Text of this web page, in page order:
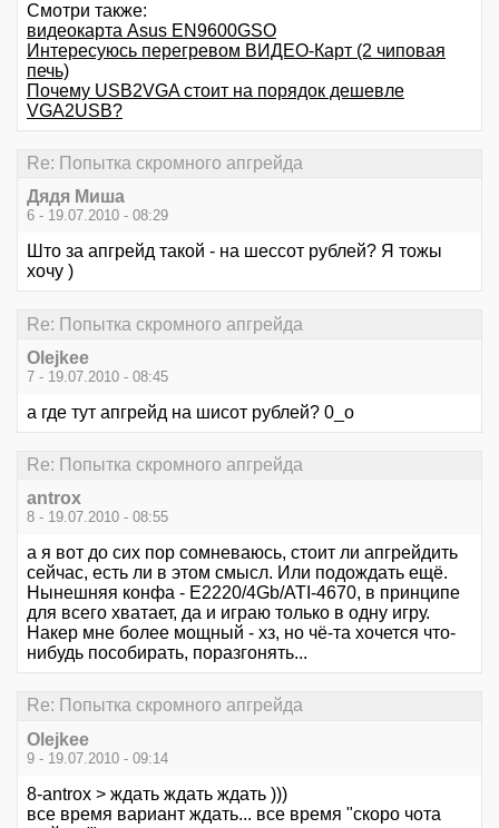
Смотри также:
видеокарта Asus EN9600GSO
Интересуюсь перегревом ВИДЕО-Карт (2 чиповая
печь)
Почему USB2VGA стоит на порядок дешевле
VGA2USB?
Re: Попытка скромного апгрейда
Дядя Миша
6 - 19.07.2010 - 08:29
Што за апгрейд такой - на шессот рублей? Я тожы
хочу )
Re: Попытка скромного апгрейда
Olejkee
7 - 19.07.2010 - 08:45
а где тут апгрейд на шисот рублей? 0_о
Re: Попытка скромного апгрейда
antrox
8 - 19.07.2010 - 08:55
а я вот до сих пор сомневаюсь, стоит ли апгрейдить
сейчас, есть ли в этом смысл. Или подождать ещё.
Нынешняя конфа - E2220/4Gb/ATI-4670, в принципе
для всего хватает, да и играю только в одну игру.
Накер мне более мощный - хз, но чё-та хочется что-
нибудь пособирать, поразгонять...
Re: Попытка скромного апгрейда
Olejkee
9 - 19.07.2010 - 09:14
8-antrox > ждать ждать ждать )))
все время вариант ждать... все время "скоро чота